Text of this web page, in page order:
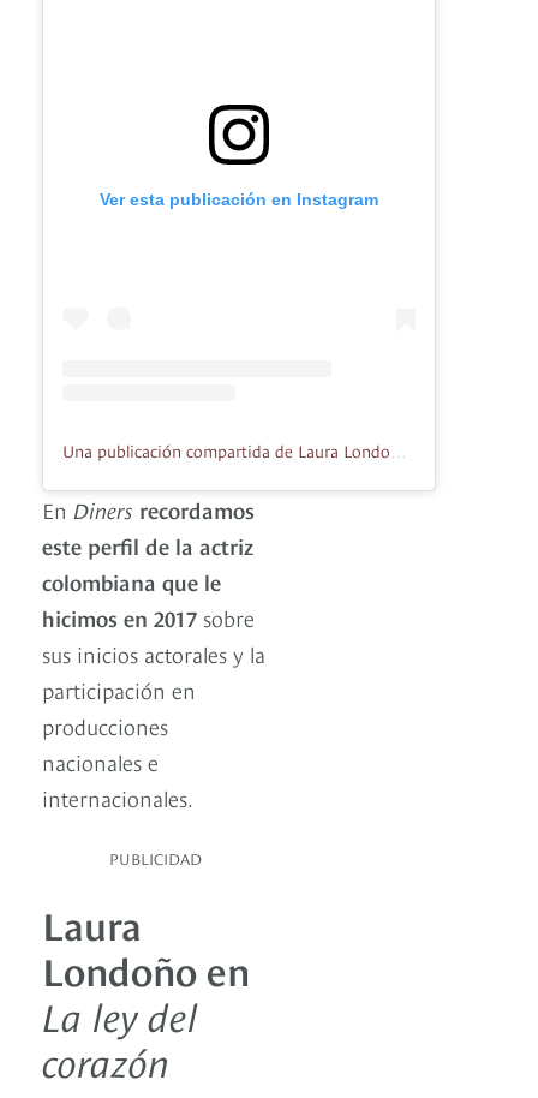
Ver esta publicación en Instagram
En Diners recordamos
este perfil de la actriz
colombiana que le
hicimos en 2017 sobre
sus inicios actorales y la
participación en
producciones
nacionales e
internacionales.
PUBLICIDAD
Laura
Londoño en
La ley del
corazón